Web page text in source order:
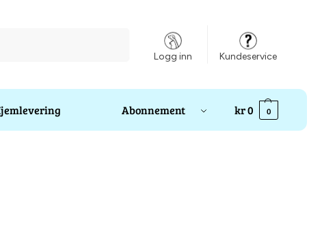
Logg inn Kundeservice
Abonnement kr0 0